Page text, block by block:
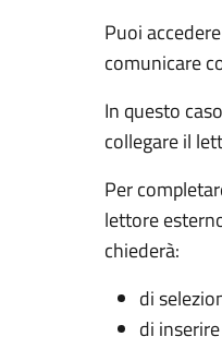
Puoi
comunicare
In questo
collegare il
Per
lettore
chiederà:
di
di